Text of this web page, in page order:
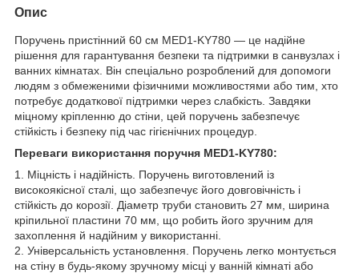
Опис
Поручень пристінний 60 см MED1-KY780 — це надійне
рішення для гарантування безпеки та підтримки в санвузлах і
ванних кімнатах. Він спеціально розроблений для допомоги
людям з обмеженими фізичними можливостями або тим, хто
потребує додаткової підтримки через слабкість. Завдяки
міцному кріпленню до стіни, цей поручень забезпечує
стійкість і безпеку під час гігієнічних процедур.
Переваги використання поручня MED1-KY780:
1. Міцність і надійність. Поручень виготовлений із
високоякісної сталі, що забезпечує його довговічність і
стійкість до корозії. Діаметр труби становить 27 мм, ширина
кріпильної пластини 70 мм, що робить його зручним для
захоплення й надійним у використанні.
2. Універсальність установлення. Поручень легко монтується
на стіну в будь-якому зручному місці у ванній кімнаті або